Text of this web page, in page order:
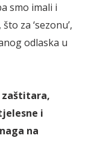
smo imali i
za ‘sezonu’,
odlaska u
zaštitara,
i
na